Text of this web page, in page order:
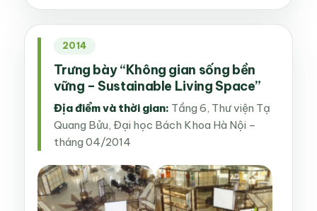
2014
Trưng bày “Không gian sống bền
vững – Sustainable Living Space”
Địa điểm và thời gian: Tầng 6, Thư viện Tạ
Quang Bửu, Đại học Bách Khoa Hà Nội –
tháng 04/2014